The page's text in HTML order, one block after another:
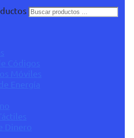
Códigos
Móviles
Energía
Dinero